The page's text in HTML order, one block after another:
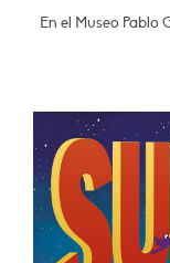
En el Museo Pablo